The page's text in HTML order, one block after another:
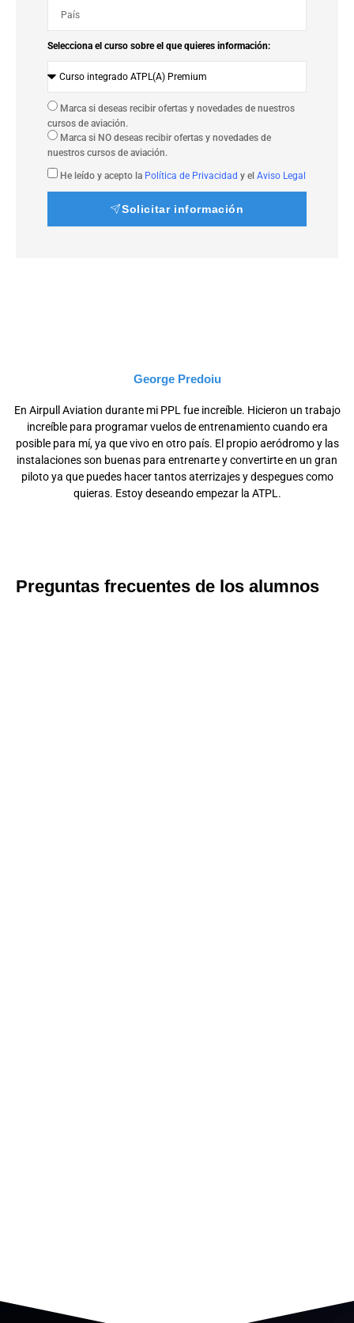
Selecciona el curso sobre el que quieres información:
Marca si deseas recibir ofertas y novedades de nuestros
cursos de aviación.
Marca si NO deseas recibir ofertas y novedades de
nuestros cursos de aviación.
He leído y acepto la Política de Privacidad y el Aviso Legal
Solicitar información
George Predoiu
En Airpull Aviation durante mi PPL fue increíble. Hicieron un trabajo
increíble para programar vuelos de entrenamiento cuando era
posible para mí, ya que vivo en otro país. El propio aeródromo y las
instalaciones son buenas para entrenarte y convertirte en un gran
piloto ya que puedes hacer tantos aterrizajes y despegues como
quieras. Estoy deseando empezar la ATPL.
Preguntas frecuentes de los alumnos